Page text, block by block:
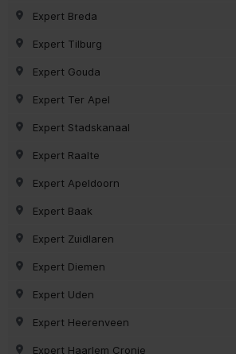
Expert Breda
Expert Tilburg
Expert Gouda
Expert Ter Apel
Expert Stadskanaal
Expert Raalte
Expert Apeldoorn
Expert Baak
Expert Zuidlaren
Expert Diemen
Expert Uden
Expert Heerenveen
Expert Haarlem Cronje